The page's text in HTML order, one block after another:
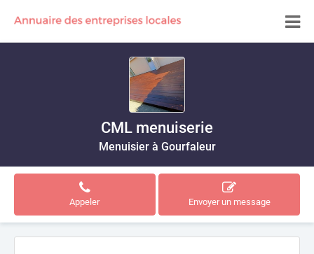
CML menuiserie
Menuisier à Gourfaleur
Appeler Envoyer un message